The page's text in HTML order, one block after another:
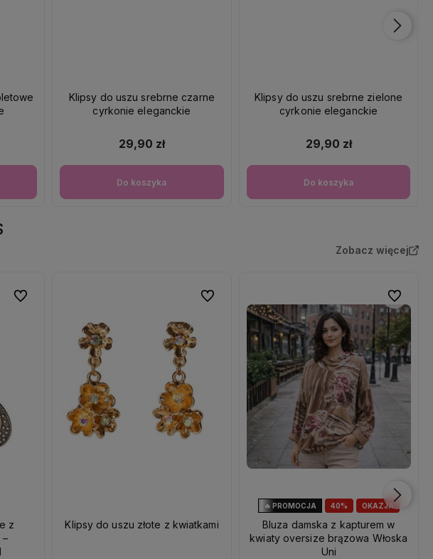
Klipsy do uszu srebrne czarne
cyrkonie eleganckie
29,90 zł
Do koszyka
Klipsy do uszu srebrne zielone
cyrkonie eleganckie
29,90 zł
Do koszyka
Zobacz więcej
z
Do ulubionych
Klipsy do uszu złote z kwiatkami
Do ulubionych
40% OKAZJA
🔥 PROMOCJA
Bluza damska z kapturem w
kwiaty oversize brązowa Włoska
Uni
Do